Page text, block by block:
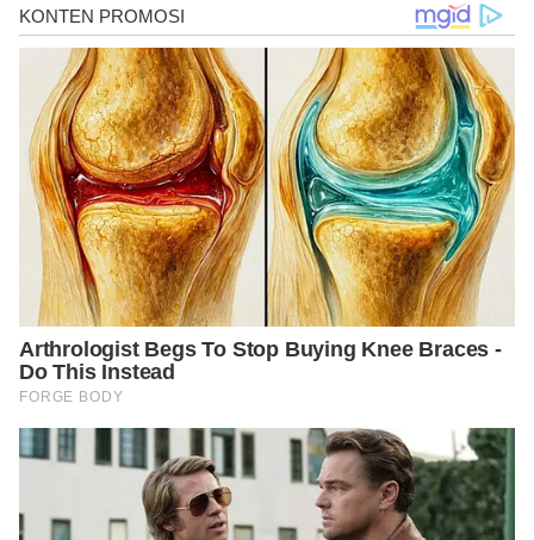
https://www.youtube.com/watch?
v=4UdccoKvo2E&ab_channel=GaleriDIY
https://www.youtube.com/watch?v=3GCpoe9to-
A&ab_channel=VettyAyu-DIY